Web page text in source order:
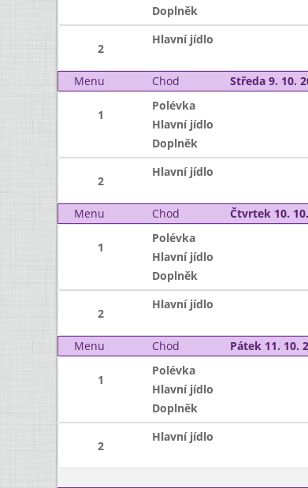
Doplněk
2
Hlavní jídlo
Menu Chod Středa 9. 10.
1
Polévka
Hlavní jídlo
Doplněk
2
Hlavní jídlo
Menu Chod Čtvrtek 10.
1
Polévka
Hlavní jídlo
Doplněk
2
Hlavní jídlo
Menu Chod Pátek 11. 10.
1
Polévka
Hlavní jídlo
Doplněk
2
Hlavní jídlo